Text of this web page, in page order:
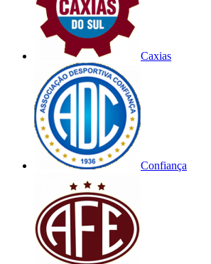
Caxias
Confiança